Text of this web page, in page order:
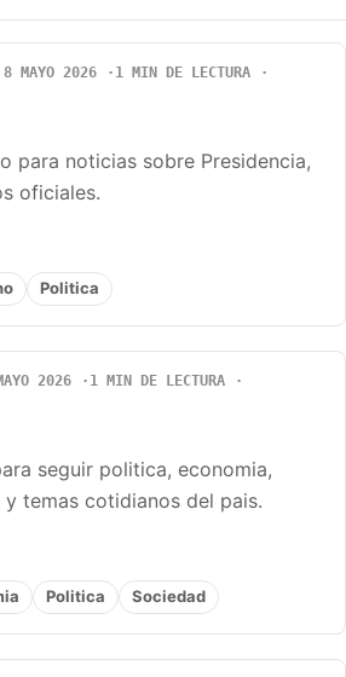
8 MAYO 2026
1 MIN DE LECTURA
para noticias sobre Presidencia,
oficiales.
Politica
2026
1 MIN DE LECTURA
seguir politica, economia,
temas cotidianos del pais.
Politica Sociedad